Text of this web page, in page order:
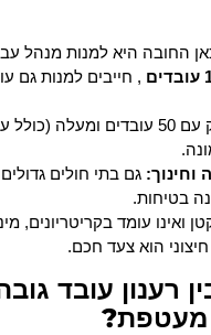
החובה היא למנות מנהל
, חייבים למנות גם
משק עם 50 עובדים ומעלה
וחינוך: גם בתי חולים
בטיחות.
עומד בקריטריונים,
הוא צעד חכם.
רענון עובד
מעטפת?